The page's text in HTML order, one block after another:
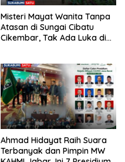
Misteri Mayat Wanita Tanpa
Atasan di Sungai Cibatu
Cikembar, Tak Ada Luka di
Ahmad Hidayat Raih Suara
Terbanyak dan Pimpin MW